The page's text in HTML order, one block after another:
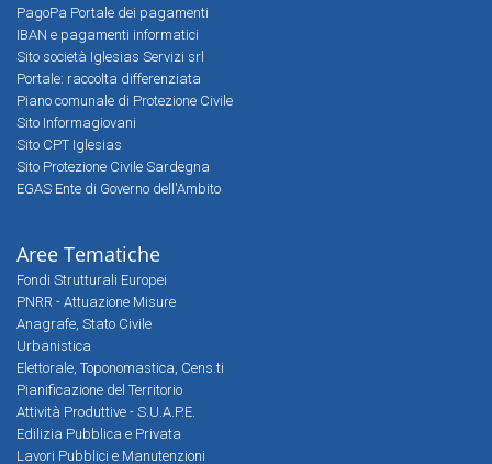
PagoPa Portale dei pagamenti
IBAN e pagamenti informatici
Sito società Iglesias Servizi srl
Portale: raccolta differenziata
Piano comunale di Protezione Civile
Sito Informagiovani
Sito CPT Iglesias
Sito Protezione Civile Sardegna
EGAS Ente di Governo dell'Ambito
Aree Tematiche
Fondi Strutturali Europei
PNRR - Attuazione Misure
Anagrafe, Stato Civile
Urbanistica
Elettorale, Toponomastica, Cens.ti
Pianificazione del Territorio
Attività Produttive - S.U.A.P.E.
Edilizia Pubblica e Privata
Lavori Pubblici e Manutenzioni